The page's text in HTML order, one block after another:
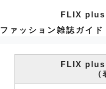
FLIX plus
ファッション雑誌ガイド
FLIX plus
（